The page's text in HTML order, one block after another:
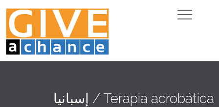
Terapia acrobática / إسبانيا